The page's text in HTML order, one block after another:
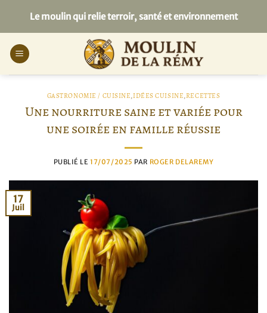
contenu
Le moulin qui relie terroir, santé et environnement
GASTRONOMIE / CUISINE,IDÉES CUISINE,RECETTES
Une nourriture saine et variée pour
une soirée en famille réussie
PUBLIÉ LE17/07/2025 PAR ROGER DELAREMY
17
Juil